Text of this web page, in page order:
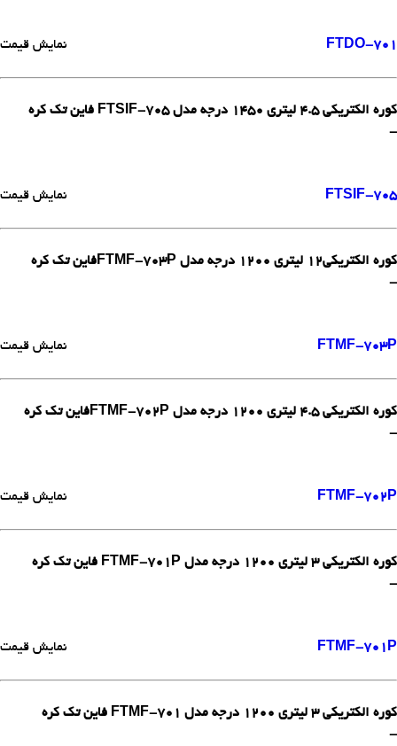
FTDO-701 نمایش قیمت
کوره الکتریکی 4.5 لیتری 1450 درجه مدل FTSIF-705 فاین تک کره
-
FTSIF-705 نمایش قیمت
کوره الکتریکی12 لیتری 1200 درجه مدل FTMF-703Pفاین تک کره
-
FTMF-703P نمایش قیمت
کوره الکتریکی 4.5 لیتری 1200 درجه مدل FTMF-702Pفاین تک کره
-
FTMF-702P نمایش قیمت
کوره الکتریکی 3 لیتری 1200 درجه مدل FTMF-701P فاین تک کره
-
FTMF-701P نمایش قیمت
کوره الکتریکی 3 لیتری 1200 درجه مدل FTMF-701 فاین تک کره
-